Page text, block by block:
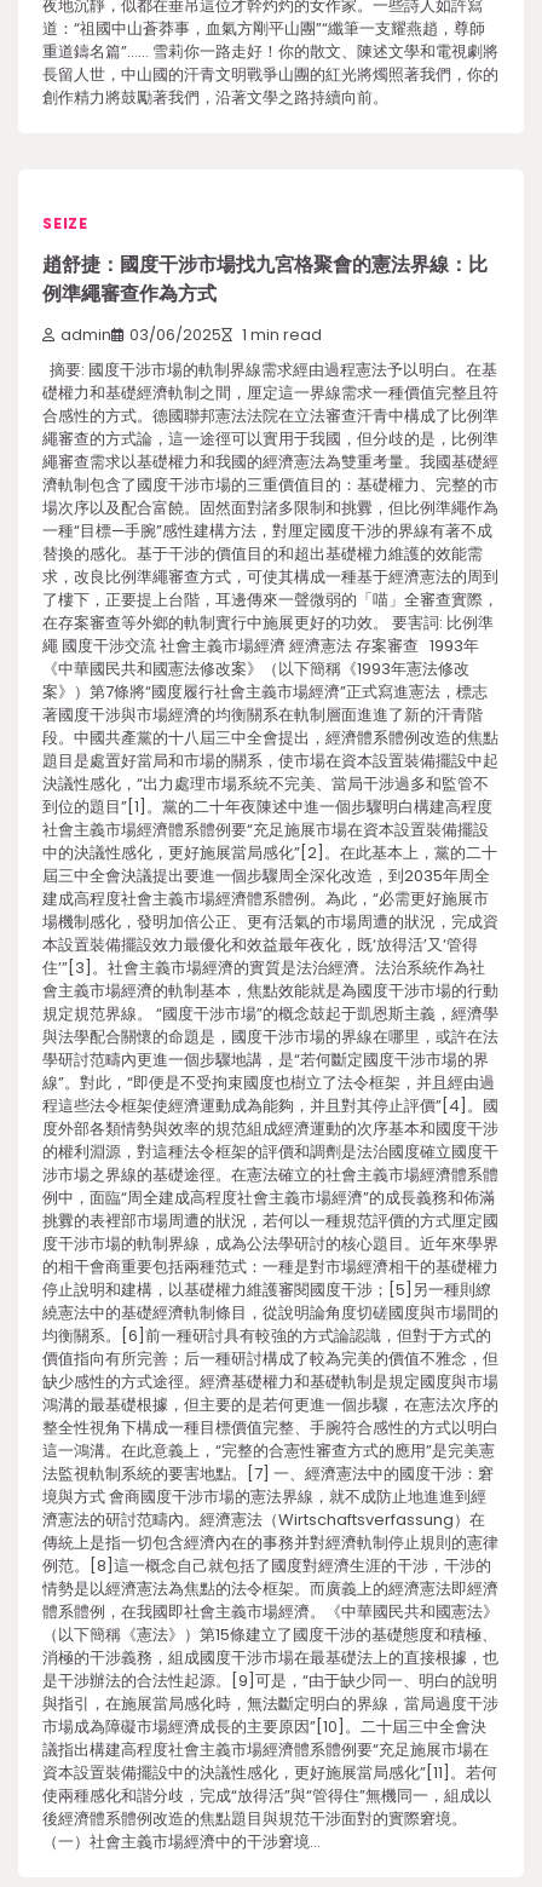
夜地沉靜，似都在垂吊這位才幹灼灼的女作家。一些詩人如許寫
道：“祖國中山蒼莽事，血氣方剛平山團”“纖筆一支耀燕趙，尊師
重道鑄名篇”…… 雪莉你一路走好！你的散文、陳述文學和電視劇將
長留人世，中山國的汗青文明戰爭山團的紅光將燭照著我們，你的
創作精力將鼓勵著我們，沿著文學之路持續向前。
SEIZE
趙舒捷：國度干涉市場找九宮格聚會的憲法界線：比
例準繩審查作為方式
admin 03/06/2025 1 min read
摘要: 國度干涉市場的軌制界線需求經由過程憲法予以明白。在基
礎權力和基礎經濟軌制之間，厘定這一界線需求一種價值完整且符
合感性的方式。德國聯邦憲法法院在立法審查汗青中構成了比例準
繩審查的方式論，這一途徑可以實用于我國，但分歧的是，比例準
繩審查需求以基礎權力和我國的經濟憲法為雙重考量。我國基礎經
濟軌制包含了國度干涉市場的三重價值目的：基礎權力、完整的市
場次序以及配合富饒。固然面對諸多限制和挑釁，但比例準繩作為
一種“目標—手腕”感性建構方法，對厘定國度干涉的界線有著不成
替換的感化。基于干涉的價值目的和超出基礎權力維護的效能需
求，改良比例準繩審查方式，可使其構成一種基于經濟憲法的周到
了樓下，正要提上台階，耳邊傳來一聲微弱的「喵」全審查實際，
在存案審查等外鄉的軌制實行中施展更好的功效。 要害詞: 比例準
繩 國度干涉交流 社會主義市場經濟 經濟憲法 存案審查 1993年
《中華國民共和國憲法修改案》（以下簡稱《1993年憲法修改
案》）第7條將“國度履行社會主義市場經濟”正式寫進憲法，標志
著國度干涉與市場經濟的均衡關系在軌制層面進進了新的汗青階
段。中國共產黨的十八屆三中全會提出，經濟體系體例改造的焦點
題目是處置好當局和市場的關系，使市場在資本設置裝備擺設中起
決議性感化，“出力處理市場系統不完美、當局干涉過多和監管不
到位的題目”[1]。黨的二十年夜陳述中進一個步驟明白構建高程度
社會主義市場經濟體系體例要“充足施展市場在資本設置裝備擺設
中的決議性感化，更好施展當局感化”[2]。在此基本上，黨的二十
屆三中全會決議提出要進一個步驟周全深化改造，到2035年周全
建成高程度社會主義市場經濟體系體例。為此，“必需更好施展市
場機制感化，發明加倍公正、更有活氣的市場周遭的狀況，完成資
本設置裝備擺設效力最優化和效益最年夜化，既‘放得活’又‘管得
住’”[3]。社會主義市場經濟的實質是法治經濟。法治系統作為社
會主義市場經濟的軌制基本，焦點效能就是為國度干涉市場的行動
規定規范界線。 “國度干涉市場”的概念鼓起于凱恩斯主義，經濟學
與法學配合關懷的命題是，國度干涉市場的界線在哪里，或許在法
學研討范疇內更進一個步驟地講，是“若何斷定國度干涉市場的界
線”。對此，“即便是不受拘束國度也樹立了法令框架，并且經由過
程這些法令框架使經濟運動成為能夠，并且對其停止評價”[4]。國
度外部各類情勢與效率的規范組成經濟運動的次序基本和國度干涉
的權利淵源，對這種法令框架的評價和調劑是法治國度確立國度干
涉市場之界線的基礎途徑。在憲法確立的社會主義市場經濟體系體
例中，面臨“周全建成高程度社會主義市場經濟”的成長義務和佈滿
挑釁的表裡部市場周遭的狀況，若何以一種規范評價的方式厘定國
度干涉市場的軌制界線，成為公法學研討的核心題目。近年來學界
的相干會商重要包括兩種范式：一種是對市場經濟相干的基礎權力
停止說明和建構，以基礎權力維護審閱國度干涉；[5]另一種則繚
繞憲法中的基礎經濟軌制條目，從說明論角度切磋國度與市場間的
均衡關系。[6]前一種研討具有較強的方式論認識，但對于方式的
價值指向有所完善；后一種研討構成了較為完美的價值不雅念，但
缺少感性的方式途徑。經濟基礎權力和基礎軌制是規定國度與市場
鴻溝的最基礎根據，但主要的是若何更進一個步驟，在憲法次序的
整全性視角下構成一種目標價值完整、手腕符合感性的方式以明白
這一鴻溝。在此意義上，“完整的合憲性審查方式的應用”是完美憲
法監視軌制系統的要害地點。[7] 一、經濟憲法中的國度干涉：窘
境與方式 會商國度干涉市場的憲法界線，就不成防止地進進到經
濟憲法的研討范疇內。經濟憲法（Wirtschaftsverfassung）在
傳統上是指一切包含經濟內在的事務并對經濟軌制停止規則的憲律
例范。[8]這一概念自己就包括了國度對經濟生涯的干涉，干涉的
情勢是以經濟憲法為焦點的法令框架。而廣義上的經濟憲法即經濟
體系體例，在我國即社會主義市場經濟。《中華國民共和國憲法》
（以下簡稱《憲法》）第15條建立了國度干涉的基礎態度和積極、
消極的干涉義務，組成國度干涉市場在最基礎法上的直接根據，也
是干涉辦法的合法性起源。[9]可是，“由于缺少同一、明白的說明
與指引，在施展當局感化時，無法斷定明白的界線，當局過度干涉
市場成為障礙市場經濟成長的主要原因”[10]。二十屆三中全會決
議指出構建高程度社會主義市場經濟體系體例要“充足施展市場在
資本設置裝備擺設中的決議性感化，更好施展當局感化”[11]。若何
使兩種感化和諧分歧，完成“放得活”與“管得住”無機同一，組成以
後經濟體系體例改造的焦點題目與規范干涉面對的實際窘境。
（一）社會主義市場經濟中的干涉窘境…